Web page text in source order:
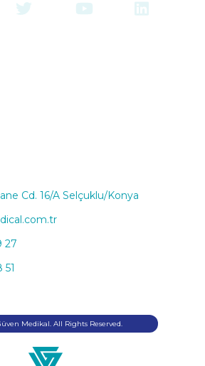
Cd. 16/A Selçuklu/Konya
27
Medikal. All Rights Reserved.